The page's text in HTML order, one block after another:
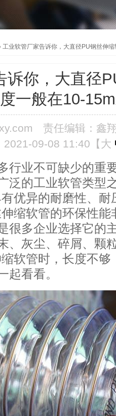
工业软管厂家告诉你，大直径PU钢丝伸
诉你，大直径
一般在10-
责任编辑：鑫
2021-09-08 11:40【 大
行业不可缺少的重
泛的工业软管类型
优异的耐磨性、
缩软管的环保性
很多企业选择它的
、灰尘、碎屑、颗
软管时，长度不
起看看。